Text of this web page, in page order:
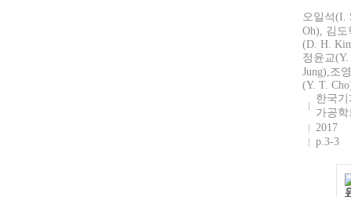
오일석(I.
Oh), 김도
(D. H.
정윤교(Y.
Jung),조
(Y. T.
한국기
가공학
2017
p.3-3